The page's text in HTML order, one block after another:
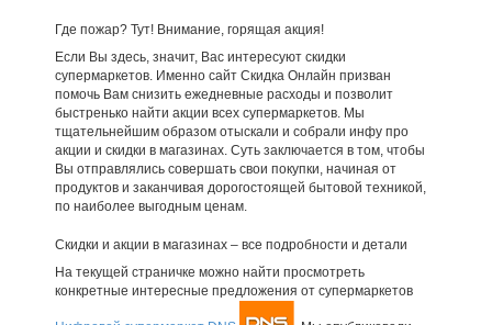
Где пожар? Тут! Внимание, горящая акция!
Если Вы здесь, значит, Вас интересуют скидки
супермаркетов. Именно сайт Скидка Онлайн призван
помочь Вам снизить ежедневные расходы и позволит
быстренько найти акции всех супермаркетов. Мы
тщательнейшим образом отыскали и собрали инфу про
акции и скидки в магазинах. Суть заключается в том, чтобы
Вы отправлялись совершать свои покупки, начиная от
продуктов и заканчивая дорогостоящей бытовой техникой,
по наиболее выгодным ценам.
Скидки и акции в магазинах – все подробности и детали
На текущей страничке можно найти просмотреть
конкретные интересные предложения от супермаркетов